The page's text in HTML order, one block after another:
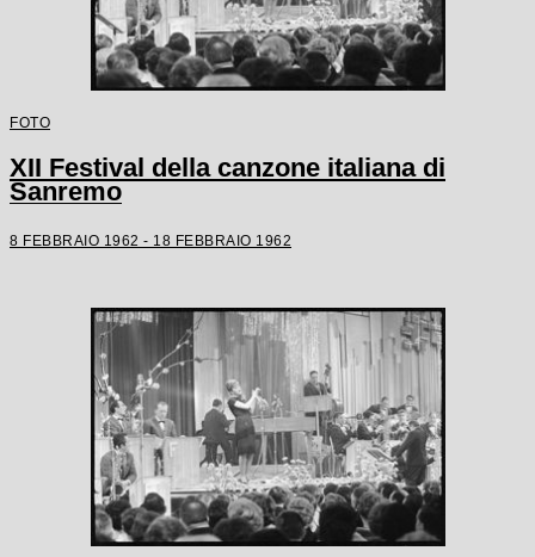
FOTO
XII Festival della canzone italiana di
Sanremo
8 FEBBRAIO 1962 - 18 FEBBRAIO 1962